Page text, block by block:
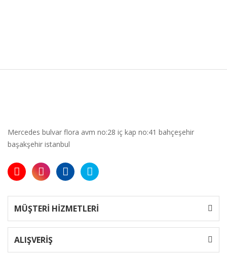
Mercedes bulvar flora avm no:28 iç kap no:41 bahçeşehir
başakşehir istanbul
MÜŞTERİ HİZMETLERİ
ALIŞVERİŞ